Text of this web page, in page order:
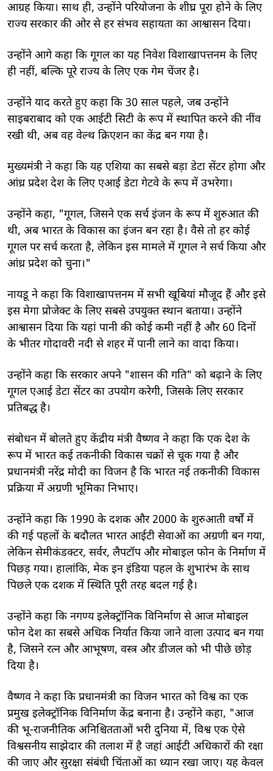
आग्रह किया। साथ ही, उन्होंने परियोजना के शीघ्र पूरा होने के लिए
राज्य सरकार की ओर से हर संभव सहायता का आश्वासन दिया।
उन्होंने आगे कहा कि गूगल का यह निवेश विशाखापत्तनम के लिए
ही नहीं, बल्कि पूरे राज्य के लिए एक गेम चेंजर है।
उन्होंने याद करते हुए कहा कि 30 साल पहले, जब उन्होंने
साइबराबाद को एक आईटी सिटी के रूप में स्थापित करने की नींव
रखी थी, अब वह वेल्थ क्रिएशन का केंद्र बन गया है।
मुख्यमंत्री ने कहा कि यह एशिया का सबसे बड़ा डेटा सेंटर होगा और
आंध्र प्रदेश देश के लिए एआई डेटा गेटवे के रूप में उभरेगा।
उन्होंने कहा, "गूगल, जिसने एक सर्च इंजन के रूप में शुरुआत की
थी, अब भारत के विकास का इंजन बन रहा है। वैसे तो हर कोई
गूगल पर सर्च करता है, लेकिन इस मामले में गूगल ने सर्च किया और
आंध्र प्रदेश को चुना।"
नायडू ने कहा कि विशाखापत्तनम में सभी खूबियां मौजूद हैं और इसे
इस मेगा प्रोजेक्ट के लिए सबसे उपयुक्त स्थान बताया। उन्होंने
आश्वासन दिया कि यहां पानी की कोई कमी नहीं है और 60 दिनों
के भीतर गोदावरी नदी से शहर में पानी लाने का वादा किया।
उन्होंने कहा कि सरकार अपने "शासन की गति" को बढ़ाने के लिए
गूगल एआई डेटा सेंटर का उपयोग करेगी, जिसके लिए सरकार
प्रतिबद्ध है।
संबोधन में बोलते हुए केंद्रीय मंत्री वैष्णव ने कहा कि एक देश के
रूप में भारत कई तकनीकी विकास चक्रों से चूक गया है और
प्रधानमंत्री नरेंद्र मोदी का विजन है कि भारत नई तकनीकी विकास
प्रक्रिया में अग्रणी भूमिका निभाए।
उन्होंने कहा कि 1990 के दशक और 2000 के शुरुआती वर्षों में
की गई पहलों के बदौलत भारत आईटी सेवाओं का अग्रणी बन गया,
लेकिन सेमीकंडक्टर, सर्वर, लैपटॉप और मोबाइल फोन के निर्माण में
पिछड़ गया। हालांकि, मेक इन इंडिया पहल के शुभारंभ के साथ
पिछले एक दशक में स्थिति पूरी तरह बदल गई है।
उन्होंने कहा कि नगण्य इलेक्ट्रॉनिक विनिर्माण से आज मोबाइल
फोन देश का सबसे अधिक निर्यात किया जाने वाला उत्पाद बन गया
है, जिसने रत्न और आभूषण, वस्त्र और डीजल को भी पीछे छोड़
दिया है।
वैष्णव ने कहा कि प्रधानमंत्री का विजन भारत को विश्व का एक
प्रमुख इलेक्ट्रॉनिक विनिर्माण केंद्र बनाना है। उन्होंने कहा, "आज
की भू-राजनीतिक अनिश्चितताओं भरी दुनिया में, विश्व एक ऐसे
विश्वसनीय साझेदार की तलाश में है जहां आईटी अधिकारों की रक्षा
की जाए और सुरक्षा संबंधी चिंताओं का ध्यान रखा जाए। यह केवल